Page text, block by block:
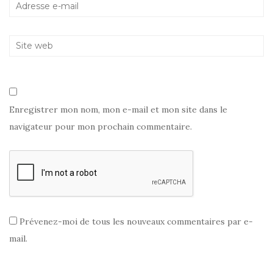
Enregistrer mon nom, mon e-mail et mon site dans le
navigateur pour mon prochain commentaire.
Prévenez-moi de tous les nouveaux commentaires par e-
mail.